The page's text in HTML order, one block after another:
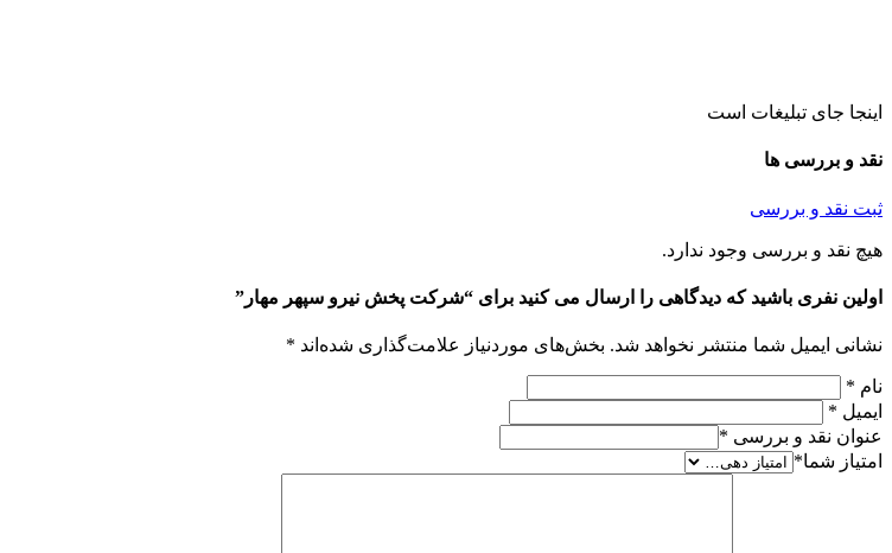
اینجا جای تبلیغات است
نقد و بررسی ها
ثبت نقد و بررسی
هیچ نقد و بررسی وجود ندارد.
اولین نفری باشید که دیدگاهی را ارسال می کنید برای “شرکت پخش نیرو سپهر مهار”
نشانی ایمیل شما منتشر نخواهد شد. بخش‌های موردنیاز علامت‌گذاری شده‌اند *
نام *
ایمیل *
عنوان نقد و بررسی *
امتیاز شما*